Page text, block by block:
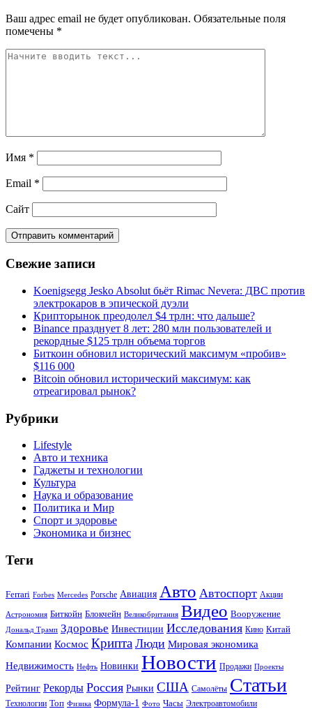
Ваш адрес email не будет опубликован. Обязательные поля
помечены *
Имя *
Email *
Сайт
Свежие записи
Koenigsegg Jesko Absolut бьёт Rimac Nevera: ДВС против
электрокаров в эпической дуэли
Крипторынок преодолел $4 трлн: что дальше?
Binance празднует 8 лет: 280 млн пользователей и
рекордные $125 трлн объема торгов
Биткоин обновил исторический максимум «пробив»
$116 000
Bitcoin обновил исторический максимум: как
отреагировал рынок?
Рубрики
Lifestyle
Авто и техника
Гаджеты и технологии
Культура
Наука и образование
Политика и Мир
Спорт и здоровье
Экономика и бизнес
Теги
Ferrari Forbes Mercedes Porsche Авиация Авто Автоспорт Акции
Астрономия Биткойн Блокчейн Великобритания Видео Вооружение
Дональд Трамп Здоровье Инвестиции Исследования Кино Китай
Компании Космос Крипта Люди Мировая экономика
Недвижимость Нефть Новинки Новости Продажи Проекты
Рейтинг Рекорды Россия Рынки США Самолёты Статьи
Технологии Топ Физика Формула-1 Фото Часы Электроавтомобили